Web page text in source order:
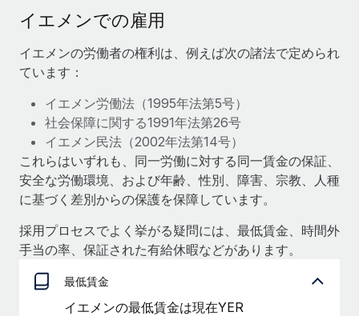
専門家に相談
バックグラウンドチェック
候補者の選考プロセスをシンプルに
Compliance Watchtower
コンプライアンスリスクを先回りして対応
デバイス管理
ITデバイスを世界規模で提供・管理
法人設立
法令順守した法人をスピーディに設立
当社とのパートナーシップの可能性を検討する
Remote Build 近日リリース予定
統合とAI自動化に関するコンサルティング
活用事例
ニュースルーム
給与・人材情報
情報センター
サポートを依頼する
すべてのリソースを表示する
ブログ
グローバル給与処理
EORおよびPEO
契約社員管理
イエメンでの雇用
イエメンの労働者の権利は、例えば次の諸法で定められ
ています：
イエメン労働法（1995年法第5号）
社会保障に関する1991年法第26号
イエメン民法（2002年法第14号）
これらはいずれも、同一労働に対する同一賃金の保証、
安全な労働環境、および年齢、性別、障害、宗教、人種
に基づく差別からの保護を保障しています。
採用プロセスでよく挙がる疑問には、最低賃金、時間外
手当の率、保証された有給休暇などがあります。
最低賃金
イエメンの最低賃金は現在YER